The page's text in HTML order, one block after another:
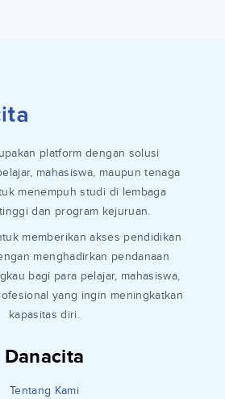
Danacita
Tentang Kami
platform dengan solusi
mahasiswa, maupun tenaga
menempuh studi di lembaga
dan program kejuruan.
memberikan akses pendidikan
menghadirkan pendanaan
bagi para pelajar, mahasiswa,
yang ingin meningkatkan
kapasitas diri.